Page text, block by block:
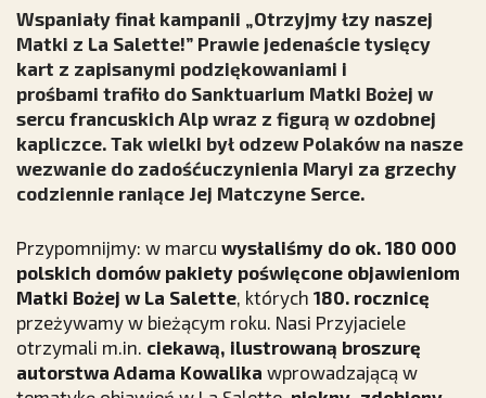
Wspaniały finał kampanii „Otrzyjmy łzy naszej
Matki z La Salette!” Prawie jedenaście tysięcy
kart z zapisanymi podziękowaniami i
prośbami trafiło do Sanktuarium Matki Bożej w
sercu francuskich Alp wraz z figurą w ozdobnej
kapliczce. Tak wielki był odzew Polaków na nasze
wezwanie do zadośćuczynienia Maryi za grzechy
codziennie raniące Jej Matczyne Serce.
Przypomnijmy: w marcu wysłaliśmy do ok. 180 000
polskich domów pakiety poświęcone objawieniom
Matki Bożej w La Salette , których 180. rocznicę
przeżywamy w bieżącym roku. Nasi Przyjaciele
otrzymali m.in. ciekawą, ilustrowaną broszurę
autorstwa Adama Kowalika wprowadzającą w